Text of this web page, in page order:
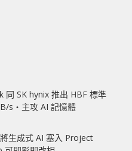
同 SK hynix 推出 HBF 標準
s‧主攻 AI 記憶體
生成式 AI 塞入 Project